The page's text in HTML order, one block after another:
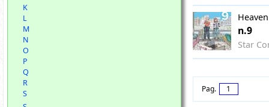
n.9
Star
Pag. 1
K
L
M
N
O
P
Q
R
S